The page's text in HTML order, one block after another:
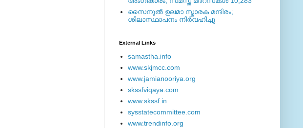
സൈനുല്‍ ഉലമാ സ്മാരക മന്ദിരം;
ശിലാസ്ഥാപനം നിര്‍വഹിച്ചു
External ‎Links
samastha.info
www.skjmcc.com
www.jamianooriya.org
skssfviqaya.com
www.skssf.in
sysstatecommittee.com
www.trendinfo.org